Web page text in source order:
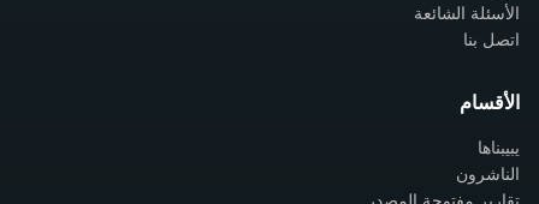
الأسئلة الشائعة
اتصل بنا
الأقسام
يبيبناها
الناشرون